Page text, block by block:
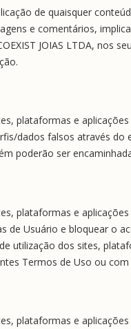
de quaisquer
e comentários,
JOIAS LTDA, nos
plataformas e aplicações
dados falsos através do
poderão ser
plataformas e aplicações
de Usuário e bloquear o
utilização dos sites,
Termos de Uso ou com
plataformas e